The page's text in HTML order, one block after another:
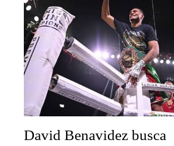
David Benavidez busca